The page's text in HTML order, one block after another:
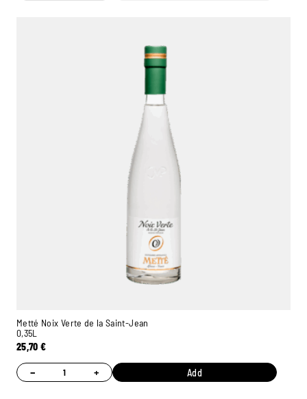
Metté Noix Verte de la Saint-Jean
0,35L
25,70€
− + Add